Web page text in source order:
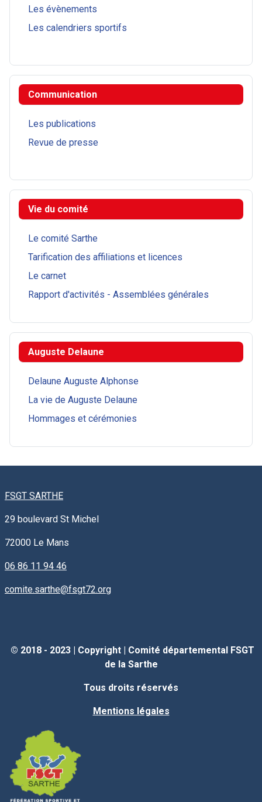
Les évènements
Les calendriers sportifs
Communication
Les publications
Revue de presse
Vie du comité
Le comité Sarthe
Tarification des affiliations et licences
Le carnet
Rapport d'activités - Assemblées générales
Auguste Delaune
Delaune Auguste Alphonse
La vie de Auguste Delaune
Hommages et cérémonies
FSGT SARTHE
29 boulevard St Michel
72000 Le Mans
06 86 11 94 46
comite.sarthe@fsgt72.org
© 2018 - 2023 | Copyright| Comité départemental FSGT
de la Sarthe
Tous droits réservés
Mentions légales